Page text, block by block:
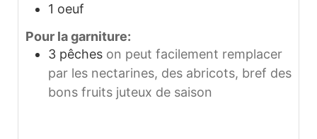
1 oeuf
Pour la garniture:
3 pêches on peut facilement remplacer
par les nectarines, des abricots, bref des
bons fruits juteux de saison